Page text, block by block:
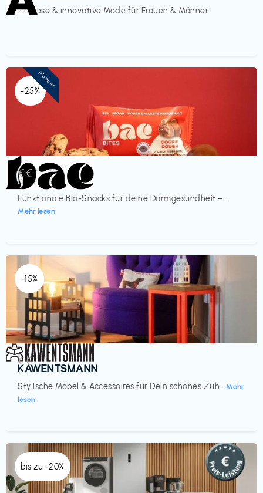
Zeitlose & innovative Mode für Frauen & Männer.
-25%
Lebensmittel
bae Treat
Funktionale Bio-Snacks für deine Darmgesundheit –...
Mehr lesen
€€‎
Pioneer
-15%
Einrichtung
KAWENTSMANN
Stylische Möbel & Accessoires für Dein schönes Zuh... Mehr
lesen
€€‎
bis zu -20%